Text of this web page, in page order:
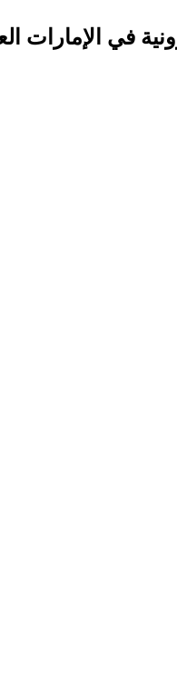
في الإمارات